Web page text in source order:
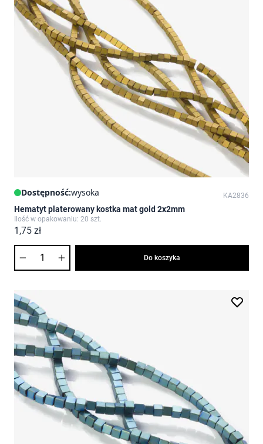
Dostępność:wysoka KA2836
Hematyt platerowany kostka mat gold 2x2mm
Ilość w opakowaniu: 20 szt.
1,75 zł
Do koszyka